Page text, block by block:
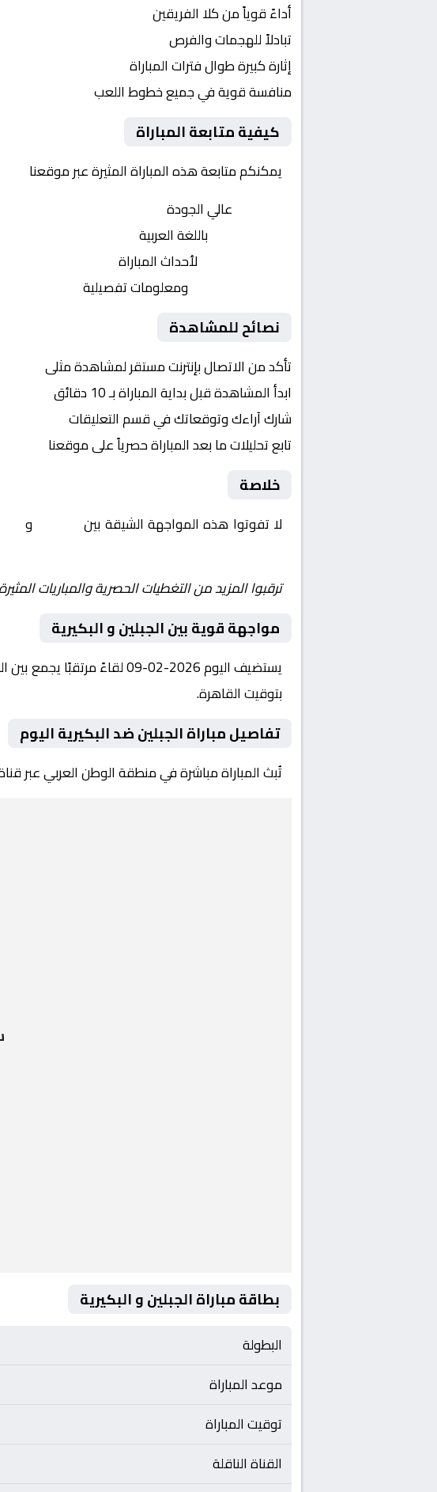
أداءً قوياً من كلا الفريقين
تبادلاً للهجمات والفرص
إثارة كبيرة طوال فترات المباراة
منافسة قوية في جميع خطوط اللعب
كيفية متابعة المباراة
يمكنكم متابعة هذه المباراة المثيرة عبر موقعنا
عالي الجودة
باللغة العربية
لأحداث المباراة
ومعلومات تفصيلية
نصائح للمشاهدة
تأكد من الاتصال بإنترنت مستقر لمشاهدة مثلى
ابدأ المشاهدة قبل بداية المباراة بـ 10 دقائق
شارك آراءك وتوقعاتك في قسم التعليقات
تابع تحليلات ما بعد المباراة حصرياً على موقعنا
خلاصة
لا تفوتوا هذه المواجهة الشيقة بين و
ترقبوا المزيد من التغطيات الحصرية والمباريات
مواجهة قوية بين الجبلين و البكيرية
بتوقيت القاهرة.
تفاصيل مباراة الجبلين ضد البكيرية اليوم
تُبث المباراة مباشرة في منطقة الوطن العربي عبر
بطاقة مباراة الجبلين و البكيرية
البطولة
موعد المباراة
توقيت المباراة
القناة الناقلة